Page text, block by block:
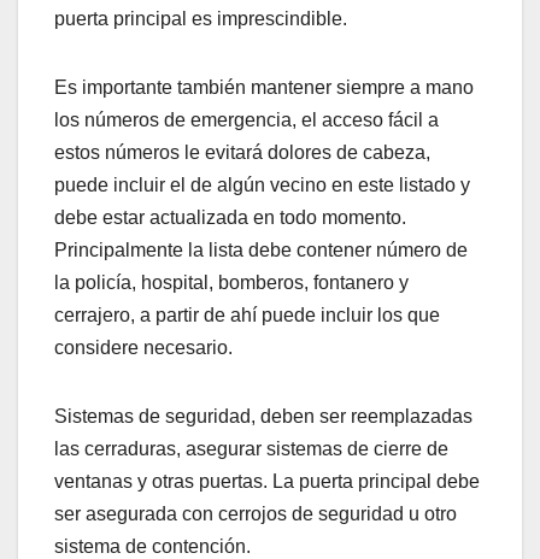
puerta principal es imprescindible.
Es importante también mantener siempre a mano
los números de emergencia, el acceso fácil a
estos números le evitará dolores de cabeza,
puede incluir el de algún vecino en este listado y
debe estar actualizada en todo momento.
Principalmente la lista debe contener número de
la policía, hospital, bomberos, fontanero y
cerrajero, a partir de ahí puede incluir los que
considere necesario.
Sistemas de seguridad, deben ser reemplazadas
las cerraduras, asegurar sistemas de cierre de
ventanas y otras puertas. La puerta principal debe
ser asegurada con cerrojos de seguridad u otro
sistema de contención.